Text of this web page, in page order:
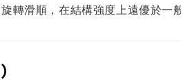
轉滑順，在結構強度上遠優於一